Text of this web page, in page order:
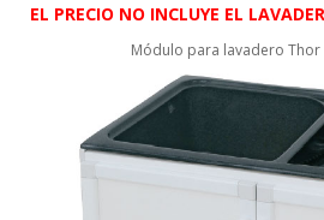
EL PRECIO NO INCLUYE EL
Módulo para lavadero